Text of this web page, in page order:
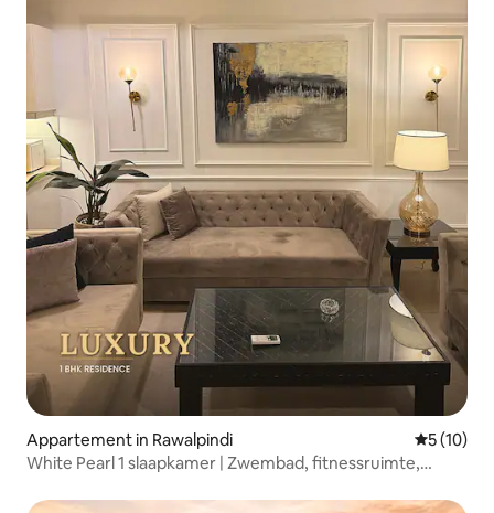
Appartement in Rawalpindi
5 (10)
White Pearl 1 slaapkamer | Zwembad, fitnessruimte,